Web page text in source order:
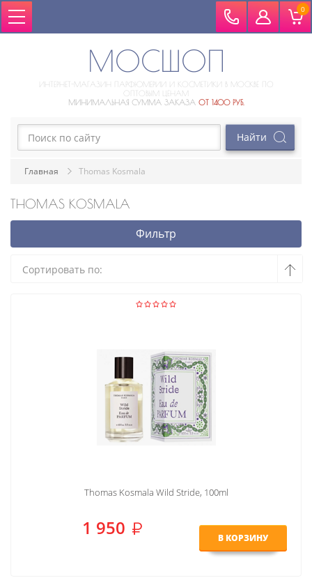
0
МОСШОП
ИНТЕРНЕТ-МАГАЗИН ПАРФЮМЕРИИ И КОСМЕТИКИ В МОСКВЕ ПО
ОПТОВЫМ ЦЕНАМ
МИНИМАЛЬНАЯ СУММА ЗАКАЗА ОТ 1400 РУБ.
Главная Thomas Kosmala
THOMAS KOSMALA
Фильтр
Сортировать по:
Thomas Kosmala Wild Stride, 100ml
1 950 В КОРЗИНУ